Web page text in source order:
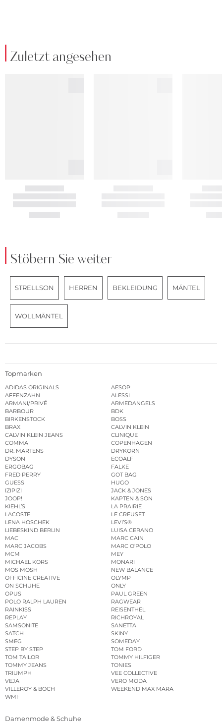
Zuletzt angesehen
Stöbern Sie weiter
STRELLSON HERREN BEKLEIDUNG MÄNTEL
WOLLMÄNTEL
Topmarken
ADIDAS ORIGINALS
AESOP
AFFENZAHN
ALESSI
ARMANI/PRIVÉ
ARMEDANGELS
BARBOUR
BDK
BIRKENSTOCK
BOSS
BRAX
CALVIN KLEIN
CALVIN KLEIN JEANS
CLINIQUE
COMMA
COPENHAGEN
DR. MARTENS
DRYKORN
DYSON
ECOALF
ERGOBAG
FALKE
FRED PERRY
GOT BAG
GUESS
HUGO
IZIPIZI
JACK & JONES
JOOP!
KAPTEN & SON
KIEHL’S
LA PRAIRIE
LACOSTE
LE CREUSET
LENA HOSCHEK
LEVI’S®
LIEBESKIND BERLIN
LUISA CERANO
MAC
MARC CAIN
MARC JACOBS
MARC O’POLO
MCM
MEY
MICHAEL KORS
MONARI
MOS MOSH
NEW BALANCE
OFFICINE CREATIVE
OLYMP
ON SCHUHE
ONLY
OPUS
PAUL GREEN
POLO RALPH LAUREN
RAGWEAR
RAINKISS
REISENTHEL
REPLAY
RICHROYAL
SAMSONITE
SANETTA
SATCH
SKINY
SMEG
SOMEDAY
STEP BY STEP
TOM FORD
TOM TAILOR
TOMMY HILFIGER
TOMMY JEANS
TONIES
TRIUMPH
VEE COLLECTIVE
VEJA
VERO MODA
VILLEROY & BOCH
WEEKEND MAX MARA
WMF
Damenmode & Schuhe